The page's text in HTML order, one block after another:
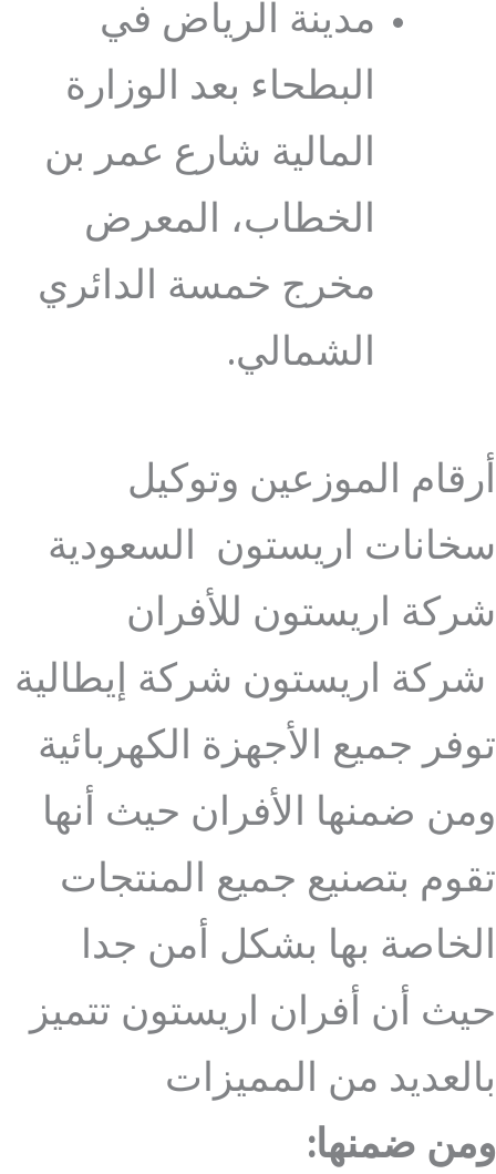
مدينة الرياض في
البطحاء بعد الوزارة
المالية شارع عمر بن
الخطاب، المعرض
مخرج خمسة الدائري
الشمالي.
أرقام الموزعين وتوكيل
سخانات اريستون السعودية
شركة اريستون للأفران
شركة اريستون شركة إيطالية
توفر جميع الأجهزة الكهربائية
ومن ضمنها الأفران حيث أنها
تقوم بتصنيع جميع المنتجات
الخاصة بها بشكل أمن جدا
حيث أن أفران اريستون تتميز
بالعديد من المميزات
ومن ضمنها: